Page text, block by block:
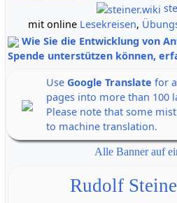
mit online Lesekreisen,
Wie Sie die Entwicklung von
Spende unterstützen können,
Use Google Translate for
pages into more than 100
Please note that some
to machine translation.
Alle Banner auf
Rudolf